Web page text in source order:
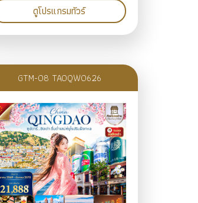
ดูโปรแกรมทัวร์
GTM-08 TAOQW0626